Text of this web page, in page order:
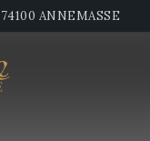
ANNEMASSE